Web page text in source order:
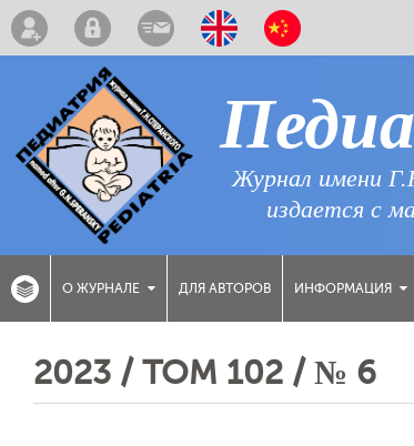
Журнал имени
издается с
О ЖУРНАЛЕ ДЛЯ АВТОРОВ ИНФОРМАЦИЯ
2023 / ТОМ 102 / № 6